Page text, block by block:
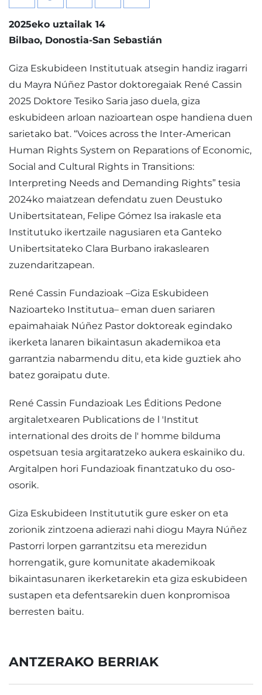
2025eko uztailak 14
Bilbao Donostia-San Sebastián
Giza Eskubideen Institutuak atsegin handiz iragarri
du Mayra Núñez Pastor doktoregaiak René Cassin
2025 Doktore Tesiko Saria jaso duela, giza
eskubideen arloan nazioartean ospe handiena duen
sarietako bat. “Voices across the Inter-American
Human Rights System on Reparations of Economic,
Social and Cultural Rights in Transitions:
Interpreting Needs and Demanding Rights” tesia
2024ko maiatzean defendatu zuen Deustuko
Unibertsitatean, Felipe Gómez Isa irakasle eta
Institutuko ikertzaile nagusiaren eta Ganteko
Unibertsitateko Clara Burbano irakaslearen
zuzendaritzapean.
René Cassin Fundazioak –Giza Eskubideen
Nazioarteko Institutua– eman duen sariaren
epaimahaiak Núñez Pastor doktoreak egindako
ikerketa lanaren bikaintasun akademikoa eta
garrantzia nabarmendu ditu, eta kide guztiek aho
batez goraipatu dute.
René Cassin Fundazioak Les Éditions Pedone
argitaletxearen Publications de l 'Institut
international des droits de l' homme bilduma
ospetsuan tesia argitaratzeko aukera eskainiko du.
Argitalpen hori Fundazioak finantzatuko du oso-
osorik.
Giza Eskubideen Institututik gure esker on eta
zorionik zintzoena adierazi nahi diogu Mayra Núñez
Pastorri lorpen garrantzitsu eta merezidun
horrengatik, gure komunitate akademikoak
bikaintasunaren ikerketarekin eta giza eskubideen
sustapen eta defentsarekin duen konpromisoa
berresten baitu.
ANTZERAKO BERRIAK